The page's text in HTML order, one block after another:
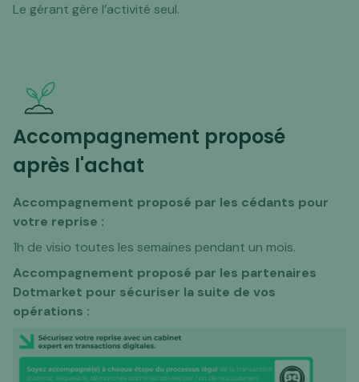
Le gérant gère l’activité seul.
Accompagnement proposé
après l'achat
Accompagnement proposé par les cédants pour
votre reprise :
1h de visio toutes les semaines pendant un mois.
Accompagnement proposé par les partenaires
Dotmarket pour sécuriser la suite de vos
opérations :